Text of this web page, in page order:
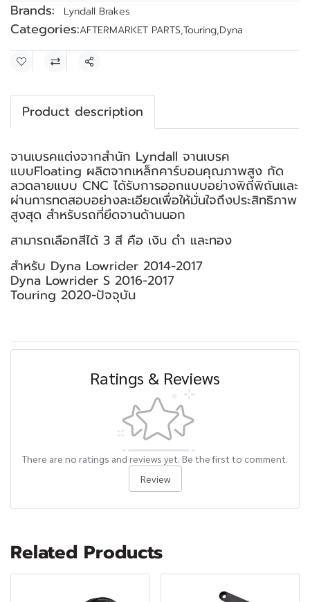
Brands: Lyndall Brakes
Categories:AFTERMARKET PARTS,Touring,Dyna
Share
Product description
จานเบรคแต่งจากสำนัก Lyndall จานเบรค
แบบFloating ผลิตจากเหล็กคาร์บอนคุณภาพสูง กัด
ลวดลายแบบ CNC ได้รับการออกแบบอย่างพิถีพิถันและ
ผ่านการทดสอบอย่างละเอียดเพื่อให้มั่นใจถึงประสิทธิภาพ
สูงสุด สำหรับรถที่ยึดจานด้านนอก
สามารถเลือกสีได้ 3 สี คือ เงิน ดำ และทอง
สำหรับ Dyna Lowrider 2014-2017
Dyna Lowrider S 2016-2017
Touring 2020-ปัจจุบัน
Ratings & Reviews
There are no ratings and reviews yet. Be the first to comment.
Review
Related Products